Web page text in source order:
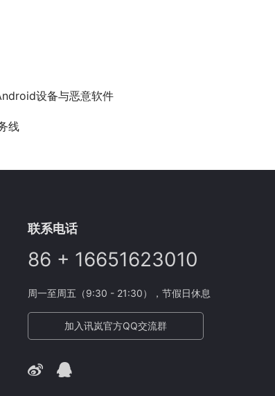
设备与恶意软件
线
联系电话
86 + 16651623010
周一至周五（9:30 - 21:30），节假日休息
加入讯岚官方QQ交流群